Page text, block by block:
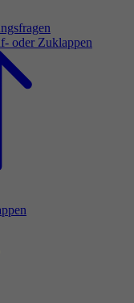
oder Zuklappen